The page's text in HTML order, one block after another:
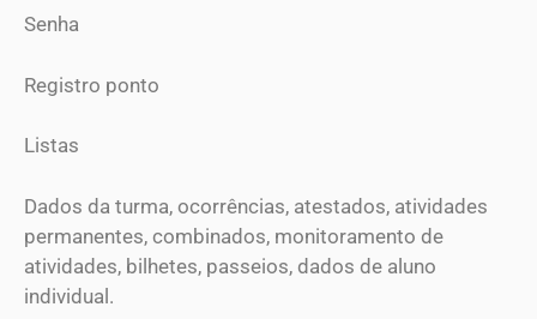
Senha
Registro ponto
Listas
Dados da turma, ocorrências, atestados, atividades
permanentes, combinados, monitoramento de
atividades, bilhetes, passeios, dados de aluno
individual.